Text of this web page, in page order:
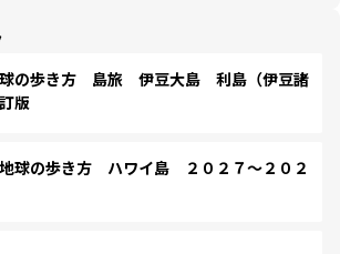
の歩き方 島旅 伊豆大島 利島（伊豆諸
版
球の歩き方 ハワイ島 ２０２７～２０２